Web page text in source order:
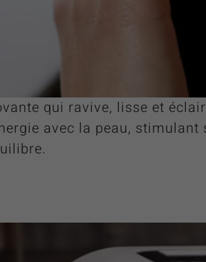
qui ravive, lisse et
avec la peau,